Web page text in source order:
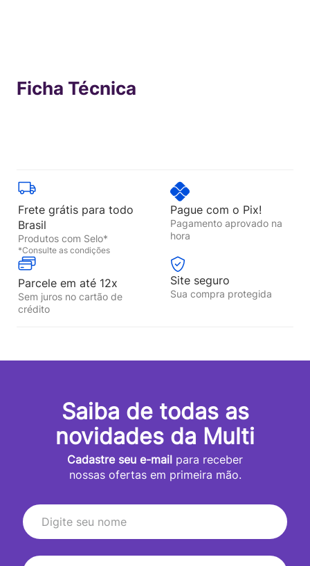
Ficha Técnica
Frete grátis para todo
Brasil
Produtos com Selo*
*Consulte as condições
Pague com o Pix!
Pagamento aprovado na
hora
Parcele em até 12x
Sem juros no cartão de
crédito
Site seguro
Sua compra protegida
Saiba de todas as
novidades da Multi
Cadastre seu e-mail para receber
nossas ofertas em primeira mão.